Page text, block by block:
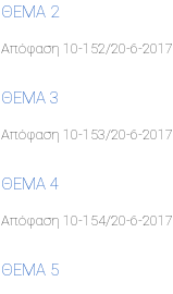
ΘΕΜΑ 2
Απόφαση 10-152/20-6-2017.
ΘΕΜΑ 3
Απόφαση 10-153/20-6-2017.
ΘΕΜΑ 4
Απόφαση 10-154/20-6-2017.
ΘΕΜΑ 5